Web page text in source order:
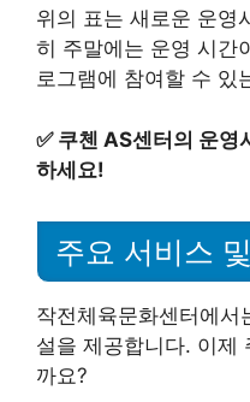
위의 표는 새로운 운영
히 주말에는 운영 시간
로그램에 참여할 수 있
✅ 쿠첸 AS센터의 운영
하세요!
주요 서비스
작전체육문화센터에서
설을 제공합니다. 이제
까요?